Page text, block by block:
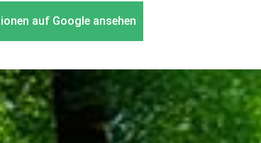
auf Google ansehen